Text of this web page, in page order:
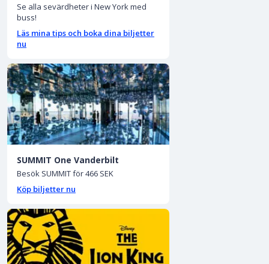
Se alla sevärdheter i New York med
buss!
Läs mina tips och boka dina biljetter
nu
SUMMIT One Vanderbilt
Besök SUMMIT för 466 SEK
Köp biljetter nu